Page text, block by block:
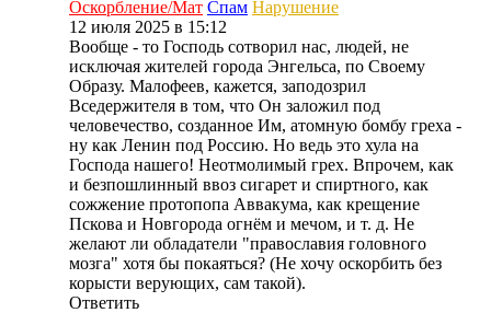
Оскорбление/Мат Спам Нарушение
12 июля 2025 в 15:12
Вообще - то Господь сотворил нас, людей, не
исключая жителей города Энгельса, по Своему
Образу. Малофеев, кажется, заподозрил
Вседержителя в том, что Он заложил под
человечество, созданное Им, атомную бомбу греха -
ну как Ленин под Россию. Но ведь это хула на
Господа нашего! Неотмолимый грех. Впрочем, как
и безпошлинный ввоз сигарет и спиртного, как
сожжение протопопа Аввакума, как крещение
Пскова и Новгорода огнём и мечом, и т. д. Не
желают ли обладатели "православия головного
мозга" хотя бы покаяться? (Не хочу оскорбить без
корысти верующих, сам такой).
Ответить